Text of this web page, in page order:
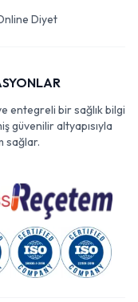
Diyet
entegreli bir sağlık bilgi
güvenilir altyapısıyla
sağlar.